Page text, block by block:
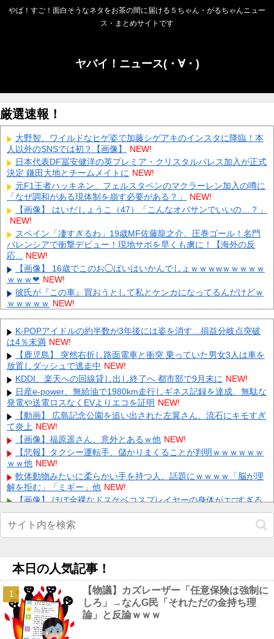
やば！すご！面白そうなネタをお茶の間に届ける５ちゃん・がるちゃんニュー
ス・まとめサイトです
ヤバイ！ニュース(・∀・)
厳選速報！
大野智、ワイルドなヒゲ姿で加藤シゲアキのインスタに降臨！本
人以外のSNSでは初？【画像】
NEW!
日本代表DF冨安健洋の英プレミア・クリスタルパレス加入が正式
決定 鎌田大地とチームメイトに NEW!
元F1王者ハッキネン、フェルスタペンのマクラーレン加入の噂に
「なぜ調和がある現体制を崩す必要がある？」
NEW!
【画像】 はいだしょうこ（47）「こんなオバサンでいいの…？」
NEW!
スペイン「凄すぎるわ」19歳MF佐藤龍之介、圧巻ゴール！名門
バレンシアで衝撃デビュー！現地サポを早くも虜に！【海外の反
応... NEW!
【画像】 16歳でこのお◯ぱいはいかんでしょｗｗｗwｗｗｗｗｗ
ｗｗｗ❤ NEW!
彼氏が『この車』買おうとして私とケンカになってるんだけどｗ
ｗｗｗｗｗ NEW!
日本をダメにした総理大臣、ワースト１位が同点でこの人ｗｗｗ
ｗｗｗ NEW!
【画像】このトイレのデザインが話題！間違って入るやつ続出
www 他 NEW!
20年落ちで走行距離3マンの軽15万 他
【ホロライブ】ニコ、引っ越し先に洗濯機置き場がない 他 NEW!
【声優】逢田梨香子(34)【ラブライブ！サンシャイン!!】 他
NEW!
【動画】日本を応援するチアガールの健康的下半身ｗｗｗｗｗ 他
NEW!
【画像】 まま「なんかプール入ってたら学生にめっちゃ見られた
w」 NEW!
出張から帰ったら、嫁の顔が青ざめていた。俺「一体何があった
んだ？」嫁「…」→子供たちに話を聞くと… NEW!
Powered by livedoor 相互RSS
K-POPアイドルの約半数が3年後には姿を消す…損益分岐点突破
は4％未満 NEW!
【鹿児島】 突然右折し路面電車と衝突 乗っていた男女3人は車を
放置しダッシュで逃走中 NEW!
KDDI、楽天への回線貸し出し終了へ 都市部で9月末に NEW!
日産e-power、無給油で1980km走行しギネス記録を達成、無駄な
発電や送電ロスなくEVよりエコを証明 NEW!
【動画】 広島記念公園を追い出された左翼さん、流石にキモすぎ
て炎上 NEW!
【画像】福原遥さん、意外とあるｗ他 NEW!
【悲報】タクシー運転手、儲かりまくることが判明ｗｗｗｗｗｗ
ｗｗ他 NEW!
軟体動物みたいに柔らかい手を持つ人、話題にｗｗｗｗ「脳が理
解を拒む」「ミギー」他 NEW!
【画像】 ほぼ全裸なドスケベコスプレイヤーの身体がエ□すぎる
ｗｗｗ NEW!
防弾ガラスの件で誤情報を拡散した左派、間違いを指摘されても
頑として認めなかった結果……他 NEW!
【速報】中国の海警局と中国海軍の船が衝突2人死亡 南シナ海で
フィリピン船を追跡中他
NEW!
【画像】 アイドルさん、10キロ体重増えた結果エ□くなってしま
うｗｗｗｗｗｗ NEW!
【画像】 佳子さま、ボディラインがHすぎる… NEW!
【動画】 Kカップお○ぱい、触るにはデカすぎるｗｗｗ
本日の人気記事！
【物議】カズレーザー「任意保険は強制に
しろ」→なんG民「それただの金持ち理
論」と反論ｗｗｗ